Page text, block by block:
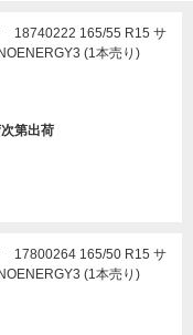
18740222 165/55 R15 サ
(1本売り)
第出荷
17800264 165/50 R15 サ
(1本売り)